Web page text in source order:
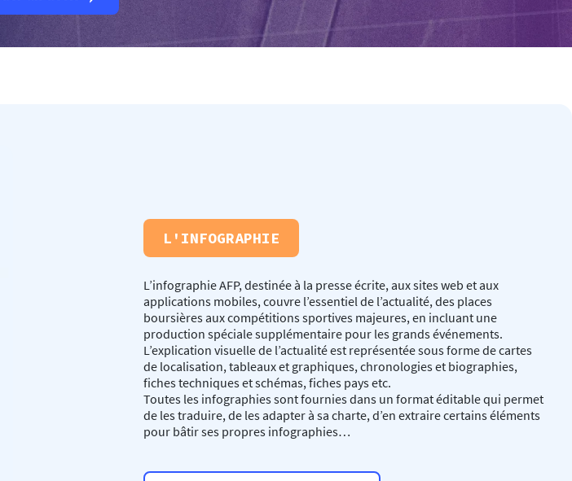
L'INFOGRAPHIE
L’infographie AFP, destinée à la presse écrite, aux sites web et aux
applications mobiles, couvre l’essentiel de l’actualité, des places
boursières aux compétitions sportives majeures, en incluant une
production spéciale supplémentaire pour les grands événements.
L’explication visuelle de l’actualité est représentée sous forme de cartes
de localisation, tableaux et graphiques, chronologies et biographies,
fiches techniques et schémas, fiches pays etc.
Toutes les infographies sont fournies dans un format éditable qui permet
de les traduire, de les adapter à sa charte, d’en extraire certains éléments
pour bâtir ses propres infographies…